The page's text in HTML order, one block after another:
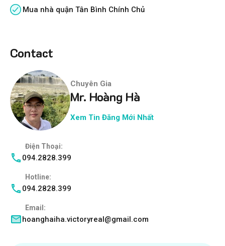
Mua nhà quận Tân Bình Chính Chủ
Contact
Chuyên Gia
Mr. Hoàng Hà
Xem Tin Đăng Mới Nhất
Điện Thoại:
094.2828.399
Hotline:
094.2828.399
Email:
hoanghaiha.victoryreal@gmail.com